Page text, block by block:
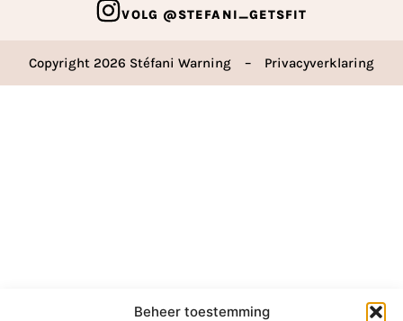
Beheer toestemming
VOLG @STEFANI_GETSFIT
Copyright 2026 Stéfani Warning – Privacyverklaring